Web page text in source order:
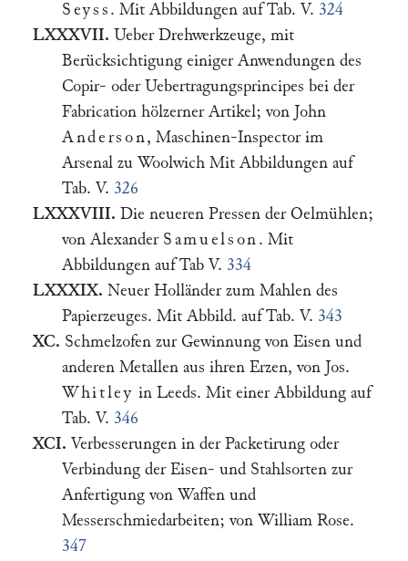
Seyss . Mit Abbildungen auf Tab. V. 324
LXXXVII. Ueber Drehwerkzeuge, mit
Berücksichtigung einiger Anwendungen des
Copir- oder Uebertragungsprincipes bei der
Fabrication hölzerner Artikel; von John
Anderson, Maschinen-Inspector im
Arsenal zu Woolwich Mit Abbildungen auf
Tab. V. 326
LXXXVIII. Die neueren Pressen der Oelmühlen;
von Alexander Samuelson . Mit
Abbildungen auf Tab V. 334
LXXXIX. Neuer Holländer zum Mahlen des
Papierzeuges. Mit Abbild. auf Tab. V. 343
XC. Schmelzofen zur Gewinnung von Eisen und
anderen Metallen aus ihren Erzen, von Jos.
Whitley in Leeds. Mit einer Abbildung auf
Tab. V. 346
XCI. Verbesserungen in der Packetirung oder
Verbindung der Eisen- und Stahlsorten zur
Anfertigung von Waffen und
Messerschmiedarbeiten; von William Rose.
347